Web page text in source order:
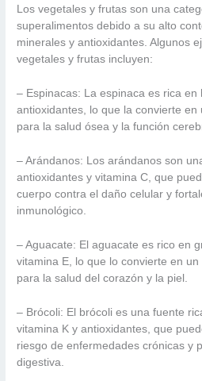
Los vegetales y frutas son una
superalimentos debido a su alto
minerales y antioxidantes. Algunos
vegetales y frutas incluyen:
– Espinacas: La espinaca es rica
antioxidantes, lo que la convierte en
para la salud ósea y la función
– Arándanos: Los arándanos son
antioxidantes y vitamina C, que
cuerpo contra el daño celular y
inmunológico.
– Aguacate: El aguacate es rico en
vitamina E, lo que lo convierte en
para la salud del corazón y la piel.
– Brócoli: El brócoli es una fuente
vitamina K y antioxidantes, que
riesgo de enfermedades crónicas y
digestiva.